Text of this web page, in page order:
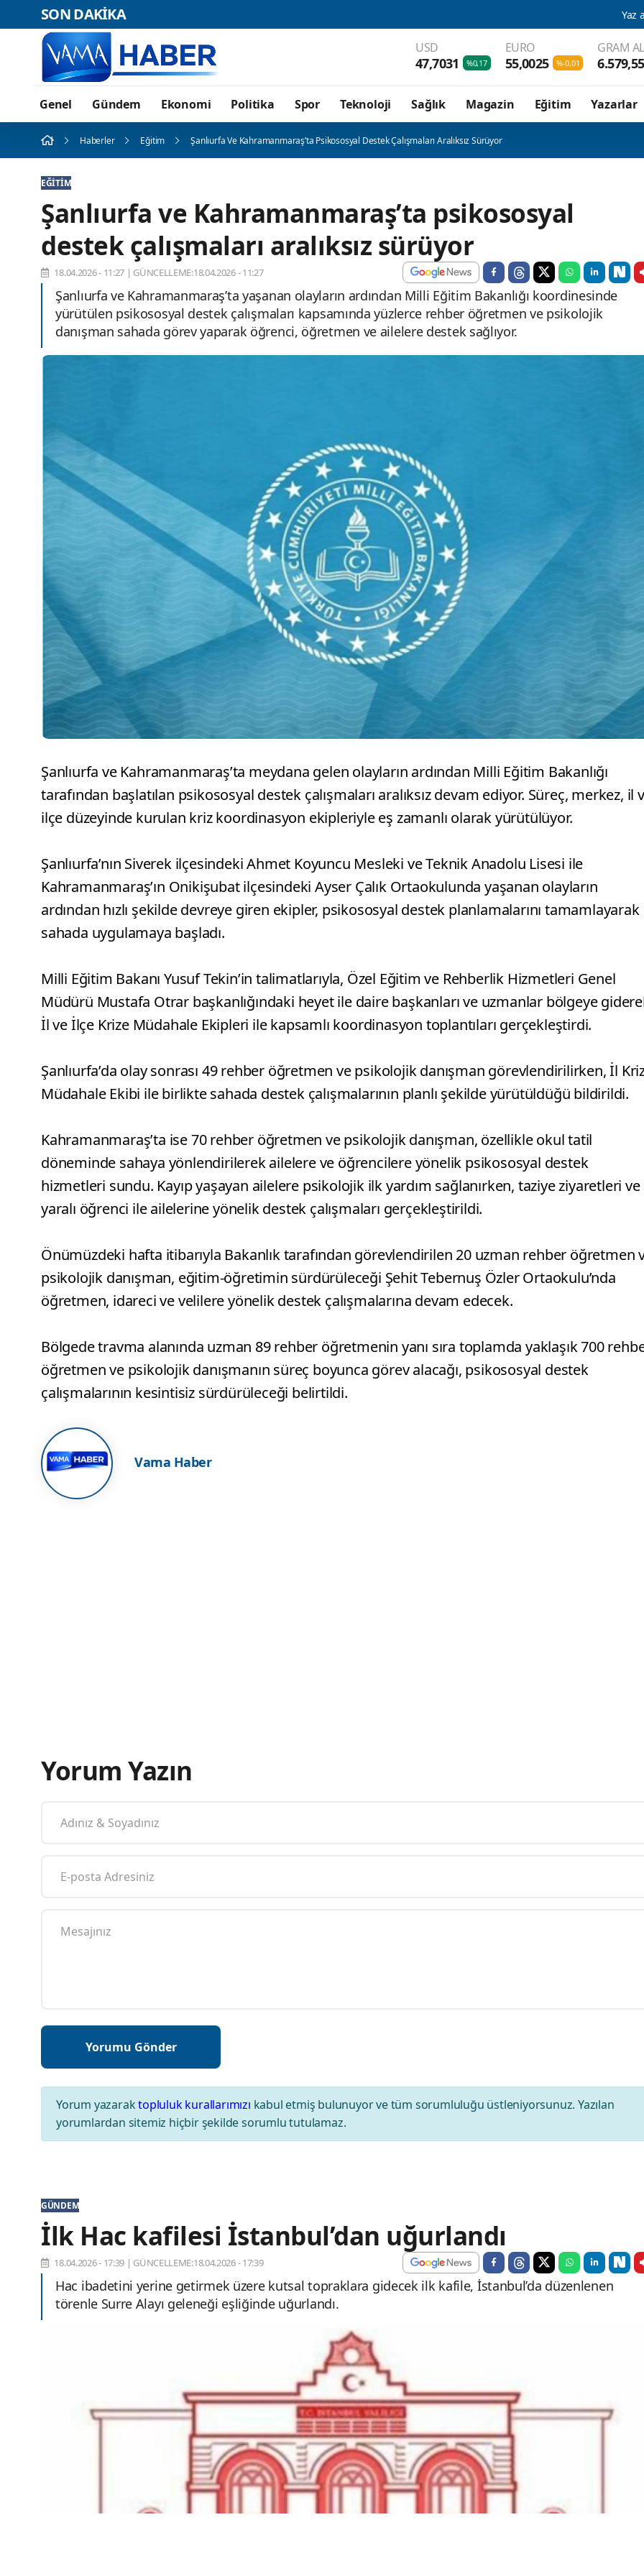
SON DAKİKA Yaz aylarında sıvı
USD
47,7031 %0,17
EURO
55,0025 %-0,01
GRAM
6.579,55
Genel Gündem Ekonomi Politika Spor Teknoloji Sağlık Magazin Eğitim Yazarlar
Haberler Eğitim Şanlıurfa Ve Kahramanmaraş’ta Psikososyal Destek Çalışmaları Aralıksız Sürüyor
EĞITIM
Şanlıurfa ve Kahramanmaraş’ta psikososyal
destek çalışmaları aralıksız sürüyor
18.04.2026 - 11:27 | GÜNCELLEME:18.04.2026 - 11:27
Şanlıurfa ve Kahramanmaraş’ta yaşanan olayların ardından Milli Eğitim Bakanlığı koordinesinde
yürütülen psikososyal destek çalışmaları kapsamında yüzlerce rehber öğretmen ve psikolojik
danışman sahada görev yaparak öğrenci, öğretmen ve ailelere destek sağlıyor.
Şanlıurfa ve Kahramanmaraş’ta meydana gelen olayların ardından Milli Eğitim Bakanlığı
tarafından başlatılan psikososyal destek çalışmaları aralıksız devam ediyor. Süreç, merkez, il
ilçe düzeyinde kurulan kriz koordinasyon ekipleriyle eş zamanlı olarak yürütülüyor.
Şanlıurfa’nın Siverek ilçesindeki Ahmet Koyuncu Mesleki ve Teknik Anadolu Lisesi ile
Kahramanmaraş’ın Onikişubat ilçesindeki Ayser Çalık Ortaokulunda yaşanan olayların
ardından hızlı şekilde devreye giren ekipler, psikososyal destek planlamalarını tamamlayarak
sahada uygulamaya başladı.
Milli Eğitim Bakanı Yusuf Tekin’in talimatlarıyla, Özel Eğitim ve Rehberlik Hizmetleri Genel
Müdürü Mustafa Otrar başkanlığındaki heyet ile daire başkanları ve uzmanlar bölgeye
İl ve İlçe Krize Müdahale Ekipleri ile kapsamlı koordinasyon toplantıları gerçekleştirdi.
Şanlıurfa’da olay sonrası 49 rehber öğretmen ve psikolojik danışman görevlendirilirken, İl
Müdahale Ekibi ile birlikte sahada destek çalışmalarının planlı şekilde yürütüldüğü bildirildi.
Kahramanmaraş’ta ise 70 rehber öğretmen ve psikolojik danışman, özellikle okul tatil
döneminde sahaya yönlendirilerek ailelere ve öğrencilere yönelik psikososyal destek
hizmetleri sundu. Kayıp yaşayan ailelere psikolojik ilk yardım sağlanırken, taziye ziyaretleri ve
yaralı öğrenci ile ailelerine yönelik destek çalışmaları gerçekleştirildi.
Önümüzdeki hafta itibarıyla Bakanlık tarafından görevlendirilen 20 uzman rehber öğretmen
psikolojik danışman, eğitim-öğretimin sürdürüleceği Şehit Tebernuş Özler Ortaokulu’nda
öğretmen, idareci ve velilere yönelik destek çalışmalarına devam edecek.
Bölgede travma alanında uzman 89 rehber öğretmenin yanı sıra toplamda yaklaşık 700
öğretmen ve psikolojik danışmanın süreç boyunca görev alacağı, psikososyal destek
çalışmalarının kesintisiz sürdürüleceği belirtildi.
Vama Haber
Yorum Yazın
Yorum yazaraktopluluk kurallarımızı kabul etmiş bulunuyor ve tüm sorumluluğu üstleniyorsunuz. Yazılan
yorumlardan sitemiz hiçbir şekilde sorumlu tutulamaz.
GÜNDEM
İlk Hac kafilesi İstanbul’dan uğurlandı
18.04.2026 - 17:39 | GÜNCELLEME:18.04.2026 - 17:39
Hac ibadetini yerine getirmek üzere kutsal topraklara gidecek ilk kafile, İstanbul’da düzenlenen
törenle Surre Alayı geleneği eşliğinde uğurlandı.